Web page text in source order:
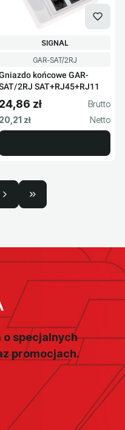
Kod produktu
GAR-SAT/2RJ
końcowe GAR-
2RJ SAT+RJ45+RJ11
PRODUCENT
SIGNAL
Cena brutto
24,86 zł
Cena netto
20,21 zł
Przejdź do ostatniej
o specjalnych
promocjach.